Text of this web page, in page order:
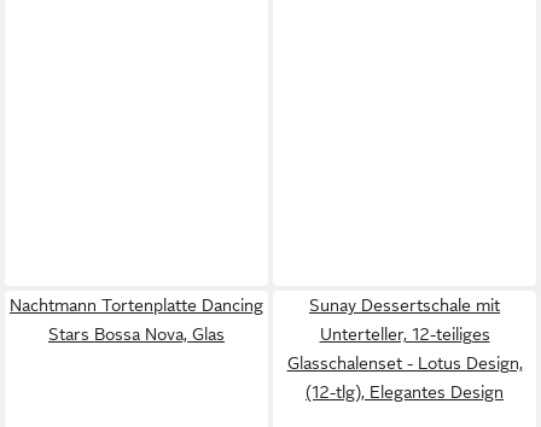
Nachtmann Tortenplatte Dancing
Stars Bossa Nova, Glas
Sunay Dessertschale mit
Unterteller, 12-teiliges
Glasschalenset - Lotus Design,
(12-tlg), Elegantes Design